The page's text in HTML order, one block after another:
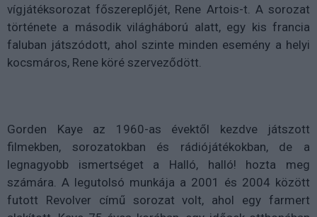
vígjátéksorozat főszereplőjét, Rene Artois-t. A sorozat
története a második világháború alatt, egy kis francia
faluban játszódott, ahol szinte minden esemény a helyi
kocsmáros, Rene köré szerveződött.
Gorden Kaye az 1960-as évektől kezdve játszott
filmekben, sorozatokban és rádiójátékokban, de a
legnagyobb ismertséget a Halló, halló! hozta meg
számára. A legutolsó munkája a 2001 és 2004 között
futott Revolver című sorozat volt, ahol egy farmert